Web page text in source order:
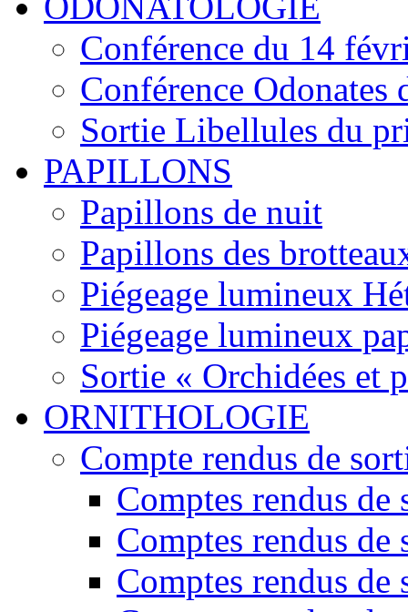
Conférence du 14
Conférence
Sortie Libellules du
PAPILLONS
Papillons de nuit
Papillons des
Piégeage lumineux
Piégeage lumineux
Sortie « Orchidées et
ORNITHOLOGIE
Compte rendus de
Comptes rendus de
Comptes rendus de
Comptes rendus de